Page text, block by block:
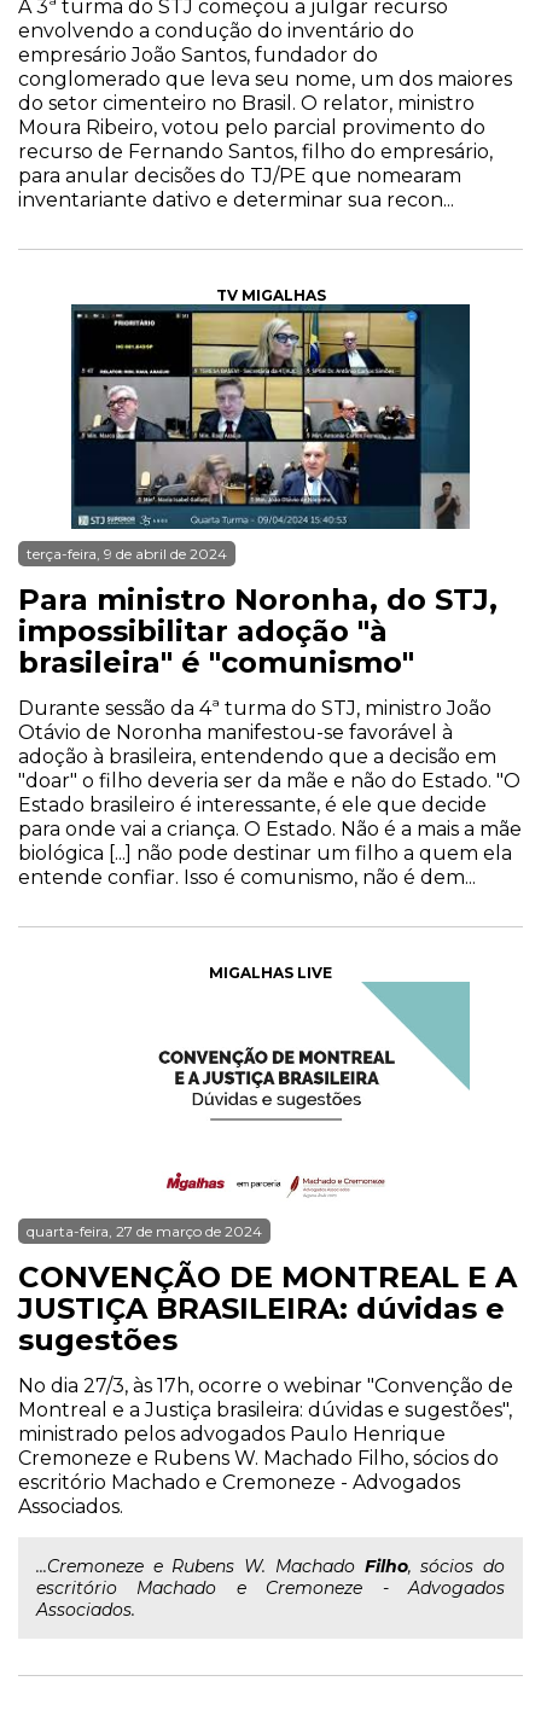
A 3ª turma do STJ começou a julgar recurso
envolvendo a condução do inventário do
empresário João Santos, fundador do
conglomerado que leva seu nome, um dos maiores
do setor cimenteiro no Brasil. O relator, ministro
Moura Ribeiro, votou pelo parcial provimento do
recurso de Fernando Santos, filho do empresário,
para anular decisões do TJ/PE que nomearam
inventariante dativo e determinar sua recon...
TV MIGALHAS
terça-feira, 9 de abril de 2024
Para ministro Noronha, do STJ,
impossibilitar adoção "à
brasileira" é "comunismo"
Durante sessão da 4ª turma do STJ, ministro João
Otávio de Noronha manifestou-se favorável à
adoção à brasileira, entendendo que a decisão em
"doar" o filho deveria ser da mãe e não do Estado. "O
Estado brasileiro é interessante, é ele que decide
para onde vai a criança. O Estado. Não é a mais a mãe
biológica [...] não pode destinar um filho a quem ela
entende confiar. Isso é comunismo, não é dem...
MIGALHAS LIVE
quarta-feira, 27 de março de 2024
CONVENÇÃO DE MONTREAL E A
JUSTIÇA BRASILEIRA: dúvidas e
sugestões
No dia 27/3, às 17h, ocorre o webinar "Convenção de
Montreal e a Justiça brasileira: dúvidas e sugestões",
ministrado pelos advogados Paulo Henrique
Cremoneze e Rubens W. Machado Filho, sócios do
escritório Machado e Cremoneze - Advogados
Associados.
...Cremoneze e Rubens W. Machado Filho, sócios do
escritório Machado e Cremoneze - Advogados
Associados.